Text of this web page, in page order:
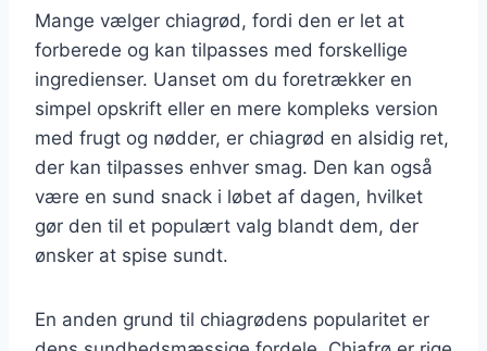
Mange vælger chiagrød, fordi den er let at
forberede og kan tilpasses med forskellige
ingredienser. Uanset om du foretrækker en
simpel opskrift eller en mere kompleks version
med frugt og nødder, er chiagrød en alsidig ret,
der kan tilpasses enhver smag. Den kan også
være en sund snack i løbet af dagen, hvilket
gør den til et populært valg blandt dem, der
ønsker at spise sundt.
En anden grund til chiagrødens popularitet er